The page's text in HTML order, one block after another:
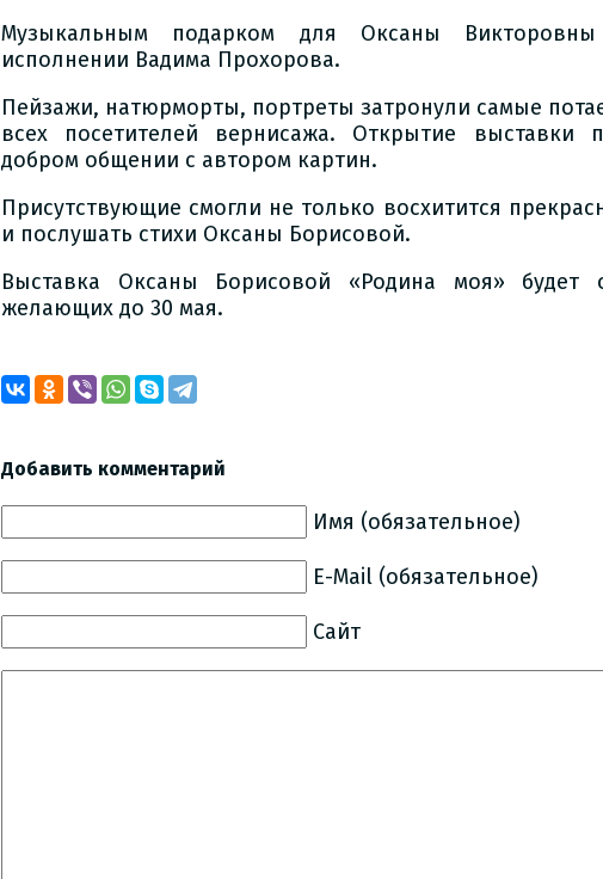
Музыкальным подарком для Оксаны
исполнении Вадима Прохорова.
Пейзажи, натюрморты, портреты затронули самые
всех посетителей вернисажа. Открытие выставки
добром общении с автором картин.
Присутствующие смогли не только восхитится
и послушать стихи Оксаны Борисовой.
Выставка Оксаны Борисовой «Родина моя» будет
желающих до 30 мая.
Добавить комментарий
Имя (обязательное)
E-Mail (обязательное)
Сайт